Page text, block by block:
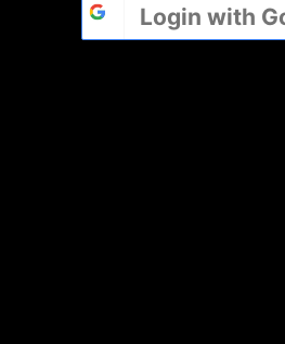
Login with